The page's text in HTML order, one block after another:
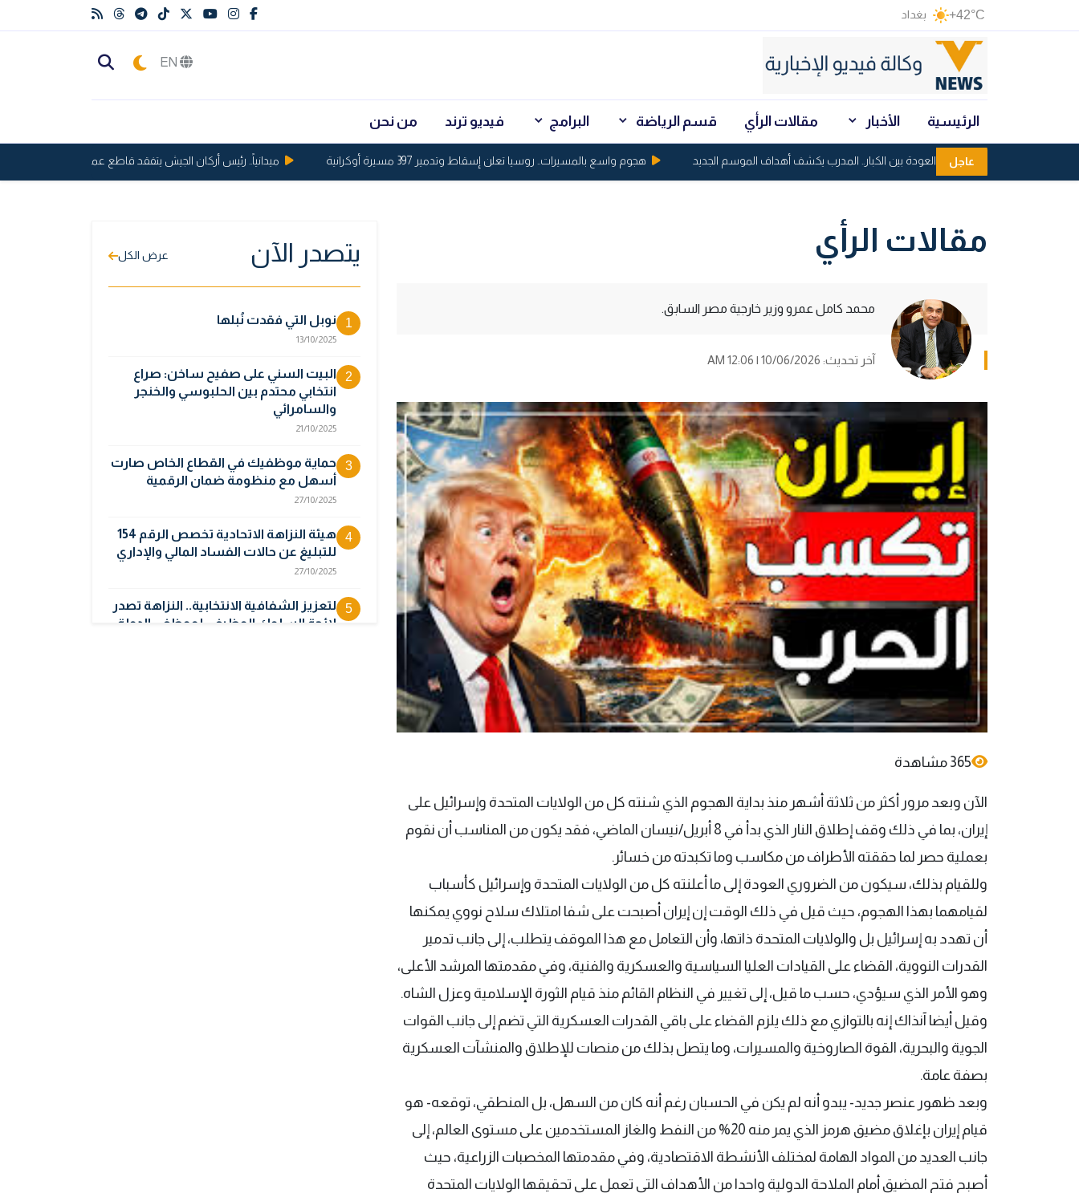
+42°C بغداد
الرئيسية الأخبار مقالات الرأي قسم الرياضة البرامج فيديو ترند من نحن
عاجل
النجف يرفع شعار العودة بين الكبار.. المدرب يكشف أهداف الموسم الجديد هجوم واسع بالمسيرات.. روسيا تعلن إسقاط وتدمير 397 مسيرة أوكرانية ميدانياً.. رئيس أركان الجيش يتفقد قاطع عمليات كركوك ويقيّم
مقالات الرأي
محمد كامل عمرو وزير خارجية مصر السابق.
آخر تحديث: 10/06/2026 | 12:06 AM
365 مشاهدة
الآن وبعد مرور أكثر من ثلاثة أشهر منذ بداية الهجوم الذي شنته كل من الولايات المتحدة وإسرائيل على
إيران، بما في ذلك وقف إطلاق النار الذي بدأ في 8 أبريل/نيسان الماضي، فقد يكون من المناسب أن نقوم
بعملية حصر لما حققته الأطراف من مكاسب وما تكبدته من خسائر.
وللقيام بذلك، سيكون من الضروري العودة إلى ما أعلنته كل من الولايات المتحدة وإسرائيل كأسباب
لقيامهما بهذا الهجوم، حيث قيل في ذلك الوقت إن إيران أصبحت على شفا امتلاك سلاح نووي يمكنها
أن تهدد به إسرائيل بل والولايات المتحدة ذاتها، وأن التعامل مع هذا الموقف يتطلب، إلى جانب تدمير
القدرات النووية، القضاء على القيادات العليا السياسية والعسكرية والفنية، وفي مقدمتها المرشد الأعلى،
وهو الأمر الذي سيؤدي، حسب ما قيل، إلى تغيير في النظام القائم منذ قيام الثورة الإسلامية وعزل الشاه.
وقيل أيضا آنذاك إنه بالتوازي مع ذلك يلزم القضاء على باقي القدرات العسكرية التي تضم إلى جانب القوات
الجوية والبحرية، القوة الصاروخية والمسيرات، وما يتصل بذلك من منصات للإطلاق والمنشآت العسكرية
بصفة عامة.
وبعد ظهور عنصر جديد- يبدو أنه لم يكن في الحسبان رغم أنه كان من السهل، بل المنطقي، توقعه- هو
قيام إيران بإغلاق مضيق هرمز الذي يمر منه 20% من النفط والغاز المستخدمين على مستوى العالم، إلى
جانب العديد من المواد الهامة لمختلف الأنشطة الاقتصادية، وفي مقدمتها المخصبات الزراعية، حيث
أصبح فتح المضيق أمام الملاحة الدولية واحدا من الأهداف التي تعمل على تحقيقها الولايات المتحدة
يتصدر الآن عرض الكل
1 نوبل التي فقدت نُبلها
13/10/2025
2
البيت السني على صفيح ساخن: صراع
انتخابي محتدم بين الحلبوسي والخنجر
والسامرائي
21/10/2025
3
حماية موظفيك في القطاع الخاص صارت
أسهل مع منظومة ضمان الرقمية
27/10/2025
4
هيئة النزاهة الاتحادية تخصص الرقم 154
للتبليغ عن حالات الفساد المالي والإداري
27/10/2025
5
لتعزيز الشفافية الانتخابية.. النزاهة تصدر
لائحة السلوك الوظيفي لموظفي الدولة